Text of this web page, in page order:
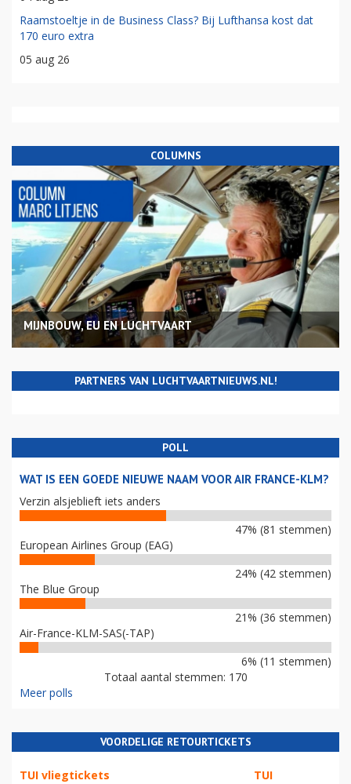
Raamstoeltje in de Business Class? Bij Lufthansa kost dat
170 euro extra
05 aug 26
COLUMNS
MIJNBOUW, EU EN LUCHTVAART
PARTNERS VAN LUCHTVAARTNIEUWS.NL!
POLL
WAT IS EEN GOEDE NIEUWE NAAM VOOR AIR FRANCE-KLM?
Verzin alsjeblieft iets anders
47% (81 stemmen)
European Airlines Group (EAG)
24% (42 stemmen)
The Blue Group
21% (36 stemmen)
Air-France-KLM-SAS(-TAP)
6% (11 stemmen)
Totaal aantal stemmen: 170
Meer polls
VOORDELIGE RETOURTICKETS
TUI vliegtickets TUI